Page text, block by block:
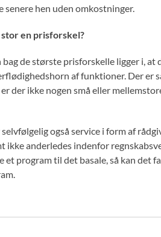
senere hen uden omkostninger.
en prisforskel?
de største prisforskelle ligger i,
af funktioner. Der er
der ikke nogen små eller
selvfølgelig også service i form af
ikke anderledes indenfor
et program til det basale, så kan det